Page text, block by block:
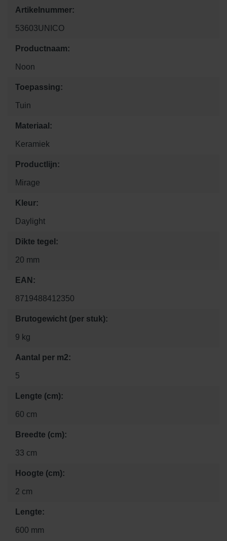
Artikelnummer:
53603UNICO
Productnaam:
Noon
Toepassing:
Tuin
Materiaal:
Keramiek
Productlijn:
Mirage
Kleur:
Daylight
Dikte tegel:
20 mm
EAN:
8719488412350
Brutogewicht (per stuk):
9 kg
Aantal per m2:
5
Lengte (cm):
60 cm
Breedte (cm):
33 cm
Hoogte (cm):
2 cm
Lengte:
600 mm